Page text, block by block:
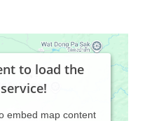
to load the
embed map content